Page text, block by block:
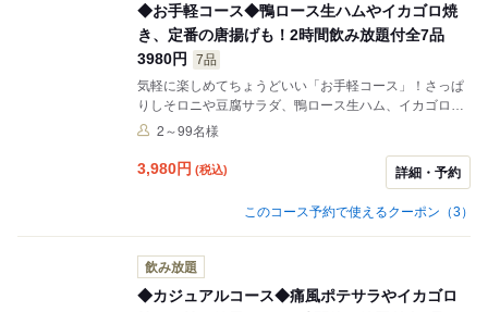
◆お手軽コース◆鴨ロース生ハムやイカゴロ焼
き、定番の唐揚げも！2時間飲み放題付全7品
3980円
7品
気軽に楽しめてちょうどいい「お手軽コース」！さっぱ
りしそロニや豆腐サラダ、鴨ロース生ハム、イカゴロ焼
きなど、お酒が進む人気メニューが勢ぞろい。〆のおに
きで気軽な女子会やゆったり飲みにおすすめです。※画
2～99名様
3,980円 (税込) 詳細・予約
このコース予約で使えるクーポン（3）
飲み放題
◆カジュアルコース◆痛風ポテサラやイカゴロ